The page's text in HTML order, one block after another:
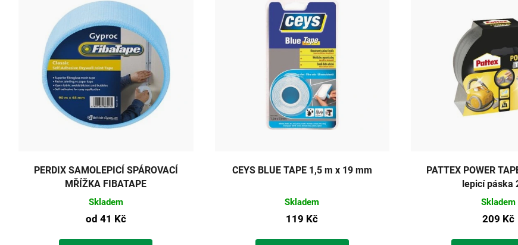
PERDIX SAMOLEPICÍ SPÁROVACÍ
MŘÍŽKA FIBATAPE
Skladem
od 41 Kč
CEYS BLUE TAPE 1,5 m x 19 mm
Skladem
119 Kč
PATTEX POWER
lepicí páska
Skladem
209 Kč